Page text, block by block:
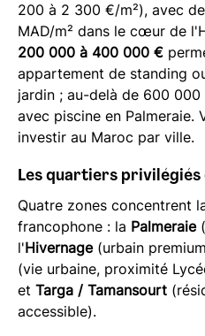
200 à 2 300 €/m²), avec
MAD/m² dans le cœur de
200 000 à 400 000 €
appartement de standing
jardin ; au-delà de 600
avec piscine en Palmeraie.
investir au Maroc par ville.
Les quartiers privilégiés
Quatre zones concentrent
francophone : la Palmeraie
l'Hivernage(urbain
(vie urbaine, proximité
et Targa / Tamansourt
accessible).